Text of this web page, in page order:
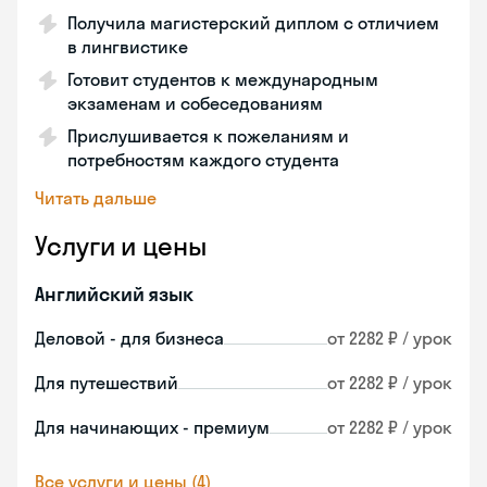
Получила магистерский диплом с отличием
в лингвистике
Готовит студентов к международным
экзаменам и собеседованиям
Прислушивается к пожеланиям и
потребностям каждого студента
Читать дальше
Услуги и цены
Английский язык
Деловой - для бизнеса от 2282 ₽ / урок
Для путешествий от 2282 ₽ / урок
Для начинающих - премиум от 2282 ₽ / урок
Все услуги и цены (4)